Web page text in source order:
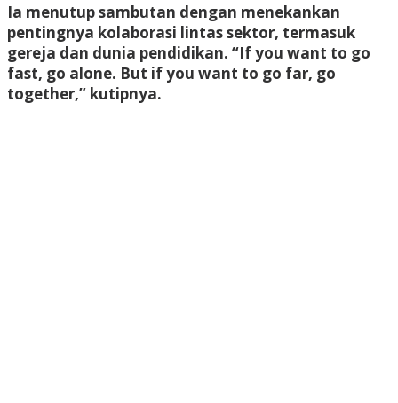
Ia menutup sambutan dengan menekankan
pentingnya kolaborasi lintas sektor, termasuk
gereja dan dunia pendidikan. “If you want to go
fast, go alone. But if you want to go far, go
together,” kutipnya.